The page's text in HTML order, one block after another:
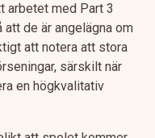
arbetet med Part 3
de är angelägna om
att notera att stora
särskilt när
en högkvalitativ